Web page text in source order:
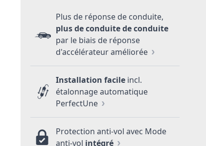
Plus de réponse de conduite,
plus de conduite de conduite
par le biais de réponse
d'accélérateur améliorée
Installation facile incl.
étalonnage automatique
PerfectUne
Protection anti-vol avec Mode
anti-vol intégré